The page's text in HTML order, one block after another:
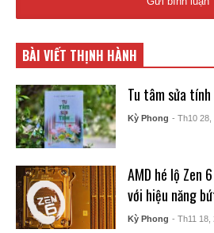
BÀI VIẾT THỊNH HÀNH
Tu tâm sửa tính
Kỳ Phong - Th10 28,
AMD hé lộ Zen
với hiệu năng
Kỳ Phong - Th11 18,